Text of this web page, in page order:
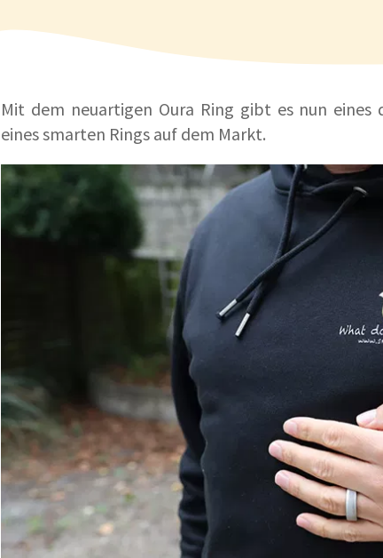
Mit dem neuartigen Oura Ring gibt es nun
eines smarten Rings auf dem Markt.